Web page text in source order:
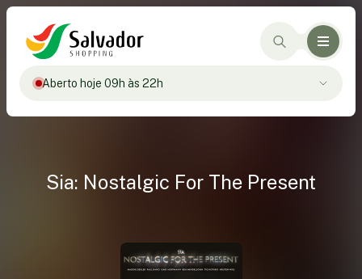
Aberto hoje 09h às 22h
Sia: Nostalgic For The Present